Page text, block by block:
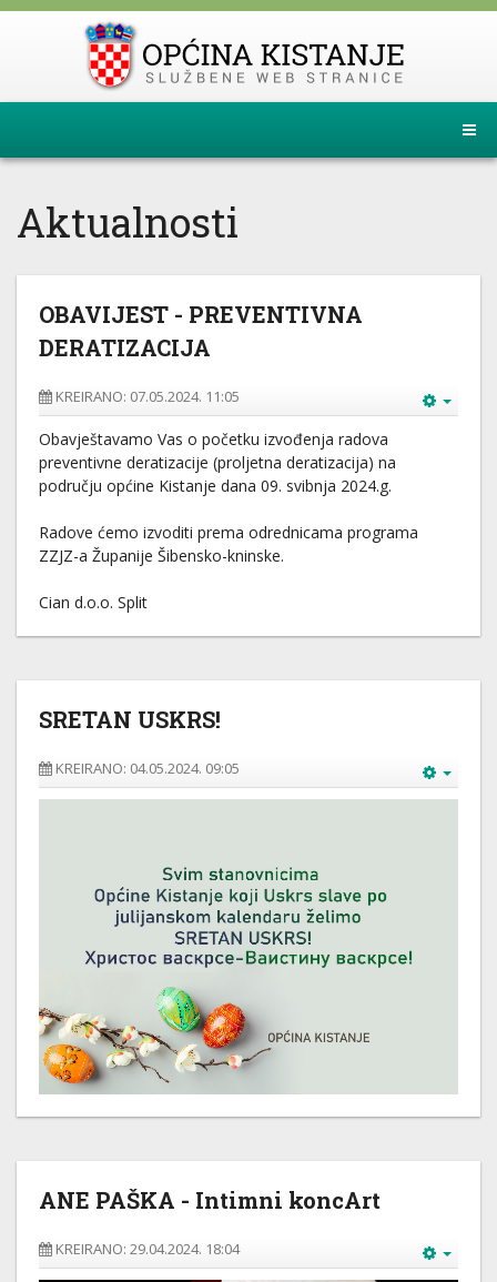
Aktualnosti
OBAVIJEST - PREVENTIVNA
DERATIZACIJA
KREIRANO: 07.05.2024. 11:05
Obavještavamo Vas o početku izvođenja radova
preventivne deratizacije (proljetna deratizacija) na
području općine Kistanje dana 09. svibnja 2024.g.
Radove ćemo izvoditi prema odrednicama programa
ZZJZ-a Županije Šibensko-kninske.
Cian d.o.o. Split
SRETAN USKRS!
KREIRANO: 04.05.2024. 09:05
ANE PAŠKA - Intimni koncArt
KREIRANO: 29.04.2024. 18:04